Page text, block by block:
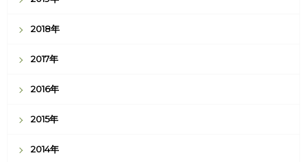
2018年
2017年
2016年
2015年
2014年